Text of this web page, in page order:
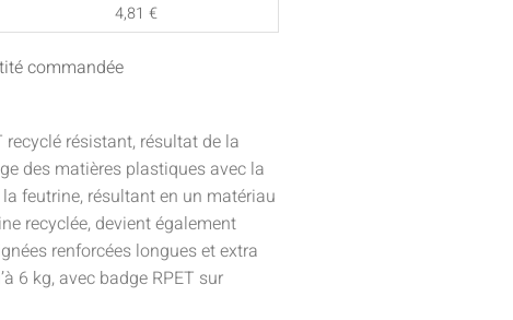
4,81 €
commandée
résistant, résultat de la
des matières plastiques avec la
feutrine, résultant en un matériau
recyclée, devient également
renforcées longues et extra
6 kg, avec badge RPET sur